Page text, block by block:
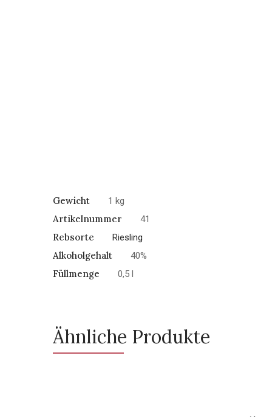
Gewicht 1 kg
Artikelnummer 41
Rebsorte Riesling
Alkoholgehalt 40%
Füllmenge 0,5 l
Ähnliche Produkte